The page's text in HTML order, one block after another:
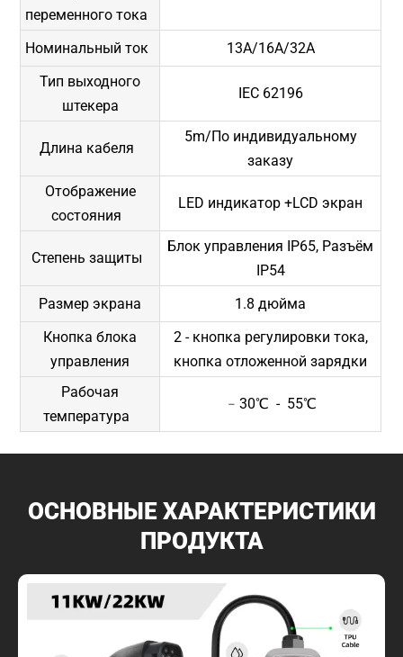
переменного тока
Номинальный ток
13A/16A/32A
Тип выходного
штекера
IEC 62196
Длина кабеля
5m/По индивидуальному
заказу
Отображение
состояния
LED индикатор +LCD экран
Степень защиты
Блок управления IP65, Разъём
IP54
Размер экрана
1.8 дюйма
Кнопка блока
управления
2 - кнопка регулировки тока,
кнопка отложенной зарядки
Рабочая
температура
﹣30℃ - 55℃
ОСНОВНЫЕ ХАРАКТЕРИСТИКИ
ПРОДУКТА